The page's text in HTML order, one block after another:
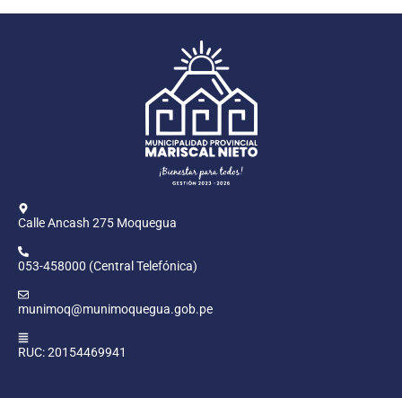
Calle Ancash 275 Moquegua
053-458000 (Central Telefónica)
munimoq@munimoquegua.gob.pe
RUC: 20154469941